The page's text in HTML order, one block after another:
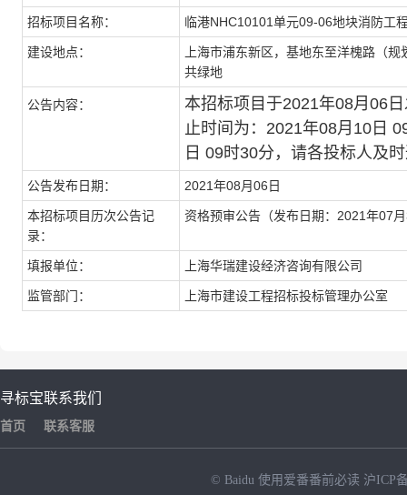
招标项目名称： 临港NHC10101单元09-06地块消防工
建设地点：
上海市浦东新区，基地东至洋槐路（
共绿地
公告内容：
本招标项目于2021年08月06
止时间为：2021年08月10日
日 09时30分，请各投标人及
公告发布日期： 2021年08月06日
本招标项目历次公告记
录：
资格预审公告（发布日期：2021年07
填报单位： 上海华瑞建设经济咨询有限公司
监管部门： 上海市建设工程招标投标管理办公室
寻标宝
首页
联系我们
联系客服
© Baidu 使用爱番番前必读 沪ICP